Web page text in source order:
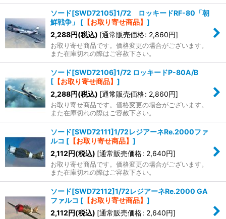
ソード[SWD72105]1/72 ロッキードRF-80「朝
鮮戦争」
[ 【お取り寄せ商品】 ]
2,288円(税込) [通常販売価格: 2,860円]
お取り寄せ商品です。価格変更の場合がございます。
また在庫切れの際はご容赦下さい。
ソード[SWD72106]1/72 ロッキードP-80A/B
[ 【お取り寄せ商品】 ]
2,288円(税込) [通常販売価格: 2,860円]
お取り寄せ商品です。価格変更の場合がございます。
また在庫切れの際はご容赦下さい。
ソード[SWD72111]1/72レジアーネRe.2000ファ
ルコ [ 【お取り寄せ商品】 ]
2,112円(税込) [通常販売価格: 2,640円]
お取り寄せ商品です。価格変更の場合がございます。
また在庫切れの際はご容赦下さい。
ソード[SWD72112]1/72レジアーネRe.2000 GA
ファルコ [ 【お取り寄せ商品】 ]
2,112円(税込) [通常販売価格: 2,640円]